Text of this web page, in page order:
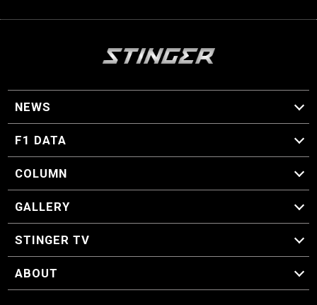
NEWS
F1 ニュース
F1 DATA
F1 日程
F1 データ
COLUMN
マイ・ワンダフル・サーキット
スクーデリア・一方通行
F1に燃え、ゴルフに泣く日々。
スティングくんの部屋
GALLERY
GALLERY
STINGER TV
STINGER TV
ABOUT